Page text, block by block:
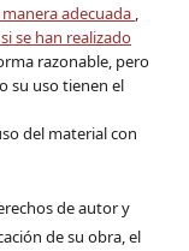
adecuada ,
se han realizado
razonable, pero
su uso tienen el
del material con
de autor y
de su obra, el